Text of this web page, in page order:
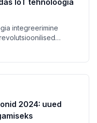
IoT tehnoloogia
integreerimine
2024: uued